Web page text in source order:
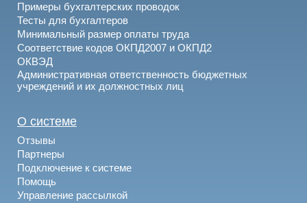
Примеры бухгалтерских проводок
Тесты для бухгалтеров
Минимальный размер оплаты труда
Соответствие кодов ОКПД2007 и ОКПД2
ОКВЭД
Административная ответственность бюджетных
учреждений и их должностных лиц
О системе
Отзывы
Партнеры
Подключение к системе
Помощь
Управление рассылкой